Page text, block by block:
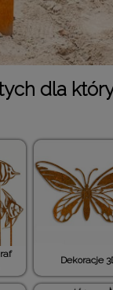
dla
Dekoracje